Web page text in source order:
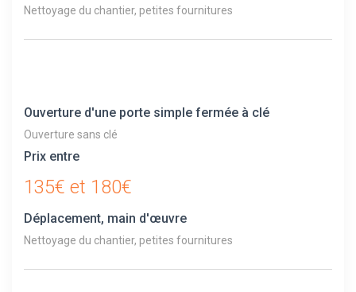
Nettoyage du chantier, petites fournitures
Ouverture d'une porte simple fermée à clé
Ouverture sans clé
Prix entre
135€ et 180€
Déplacement, main d'œuvre
Nettoyage du chantier, petites fournitures